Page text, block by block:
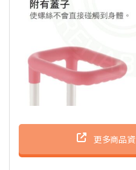
更多商品